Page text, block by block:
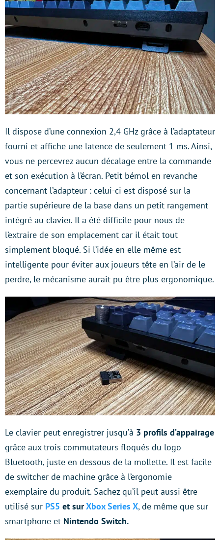
Il dispose d’une connexion 2,4 GHz grâce à l’adaptateur
fourni et affiche une latence de seulement 1 ms. Ainsi,
vous ne percevrez aucun décalage entre la commande
et son exécution à l’écran. Petit bémol en revanche
concernant l’adapteur : celui-ci est disposé sur la
partie supérieure de la base dans un petit rangement
intégré au clavier. Il a été difficile pour nous de
l’extraire de son emplacement car il était tout
simplement bloqué. Si l’idée en elle même est
intelligente pour éviter aux joueurs tête en l’air de le
perdre, le mécanisme aurait pu être plus ergonomique.
Le clavier peut enregistrer jusqu’à 3 profils d’appairage
grâce aux trois commutateurs floqués du logo
Bluetooth, juste en dessous de la mollette. Il est facile
de switcher de machine grâce à l’ergonomie
exemplaire du produit. Sachez qu’il peut aussi être
utilisé sur PS5 et surXbox Series X, de même que sur
smartphone et Nintendo Switch.